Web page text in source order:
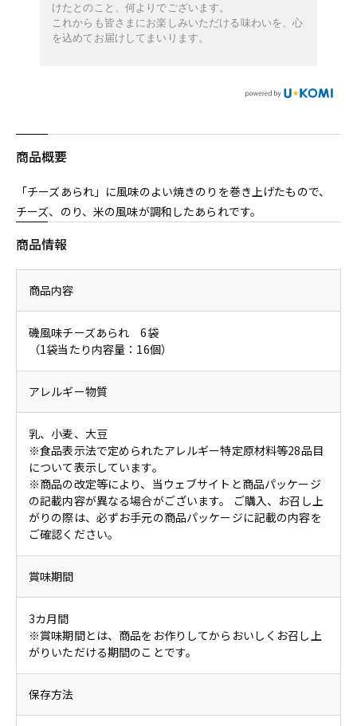
けたとのこと、何よりでございます。
これからも皆さまにお楽しみいただける味わいを、心
を込めてお届けしてまいります。
商品概要
「チーズあられ」に風味のよい焼きのりを巻き上げたもので、
チーズ、のり、米の風味が調和したあられです。
商品情報
商品内容
磯風味チーズあられ 6袋
（1袋当たり内容量：16個）
アレルギー物質
乳、小麦、大豆
※食品表示法で定められたアレルギー特定原材料等28品目
について表示しています。
※商品の改定等により、当ウェブサイトと商品パッケージ
の記載内容が異なる場合がございます。 ご購入、お召し上
がりの際は、必ずお手元の商品パッケージに記載の内容を
ご確認ください。
賞味期間
3カ月間
※賞味期間とは、商品をお作りしてからおいしくお召し上
がりいただける期間のことです。
保存方法